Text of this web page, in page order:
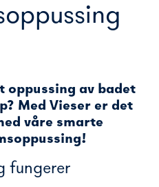
oppussing av badet
Med Vieser er det
våre smarte
fungerer